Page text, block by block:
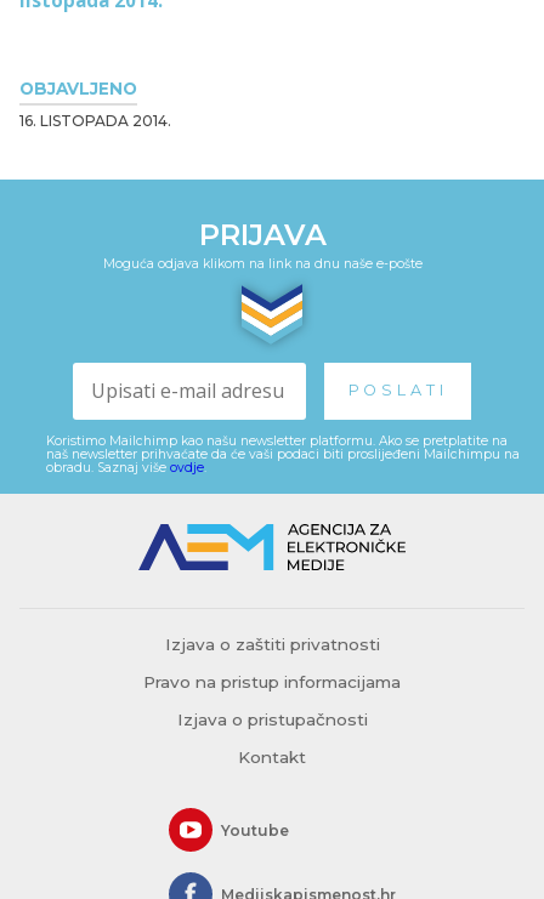
OBJAVLJENO
16. LISTOPADA 2014.
PRIJAVA
Moguća odjava klikom na link na dnu naše e-pošte
Koristimo Mailchimp kao našu newsletter platformu. Ako se pretplatite na
naš newsletter prihvaćate da će vaši podaci biti proslijeđeni Mailchimpu na
obradu. Saznaj više ovdje
Izjava o zaštiti privatnosti
Pravo na pristup informacijama
Izjava o pristupačnosti
Kontakt
Youtube
Medijskapismenost.hr